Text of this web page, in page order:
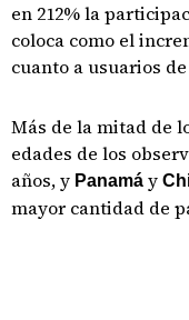
en 212% la
coloca como el
cuanto a usuarios
Más de la mitad de
edades de los
años, y Panamá y
mayor cantidad de